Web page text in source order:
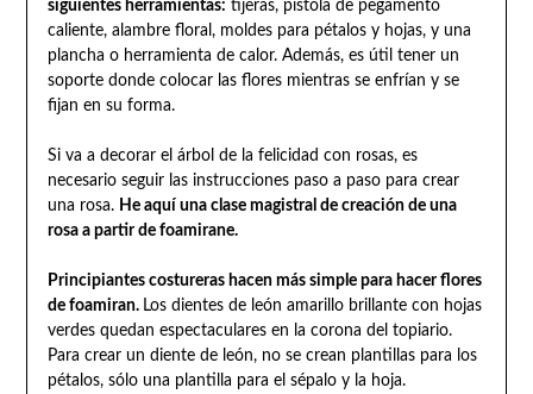
siguientes herramientas: tijeras, pistola de pegamento
caliente, alambre floral, moldes para pétalos y hojas, y una
plancha o herramienta de calor. Además, es útil tener un
soporte donde colocar las flores mientras se enfrían y se
fijan en su forma.
Si va a decorar el árbol de la felicidad con rosas, es
necesario seguir las instrucciones paso a paso para crear
una rosa. He aquí una clase magistral de creación de una
rosa a partir de foamirane.
Principiantes costureras hacen más simple para hacer flores
de foamiran. Los dientes de león amarillo brillante con hojas
verdes quedan espectaculares en la corona del topiario.
Para crear un diente de león, no se crean plantillas para los
pétalos, sólo una plantilla para el sépalo y la hoja.